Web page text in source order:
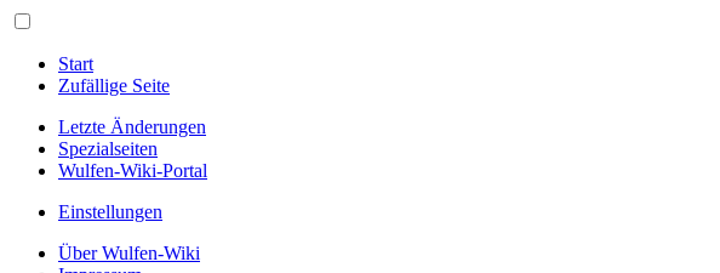
Start
Zufällige Seite
Letzte Änderungen
Spezialseiten
Wulfen-Wiki-Portal
Einstellungen
Über Wulfen-Wiki